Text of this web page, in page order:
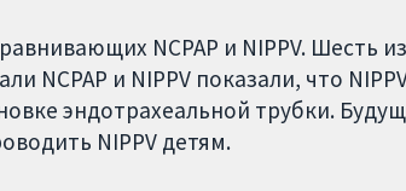
NCPAP и NIPPV. Шесть
NCPAP и NIPPV показали, что
эндотрахеальной трубки.
NIPPV детям.